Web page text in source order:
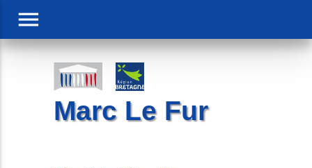
Marc Le Fur
menu